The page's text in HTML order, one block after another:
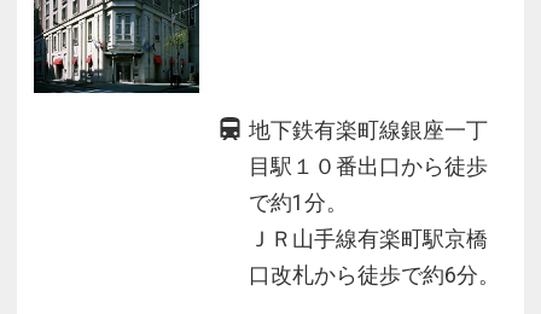
地下鉄有楽町線銀座一丁
目駅１０番出口から徒歩
で約1分。
ＪＲ山手線有楽町駅京橋
口改札から徒歩で約6分。